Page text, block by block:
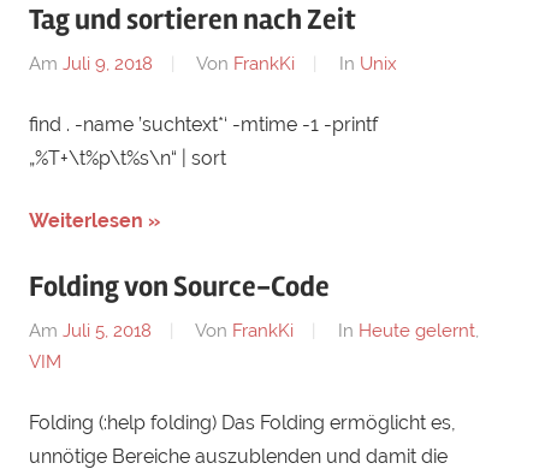
Tag und sortieren nach Zeit
Am Juli 9, 2018 Von FrankKi In Unix
find . -name ’suchtext*‘ -mtime -1 -printf
„%T+\t%p\t%s\n“ | sort
Weiterlesen »
Folding von Source-Code
Am Juli 5, 2018 Von FrankKi In Heute gelernt,
VIM
Folding (:help folding) Das Folding ermöglicht es,
unnötige Bereiche auszublenden und damit die